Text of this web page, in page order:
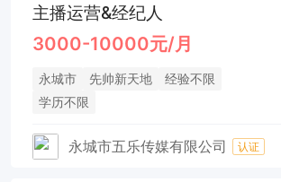
主播运营&经纪人
3000-10000元/月
永城市 先帅新天地
经验不限
学历不限
永城市五乐传媒有限公司 认证